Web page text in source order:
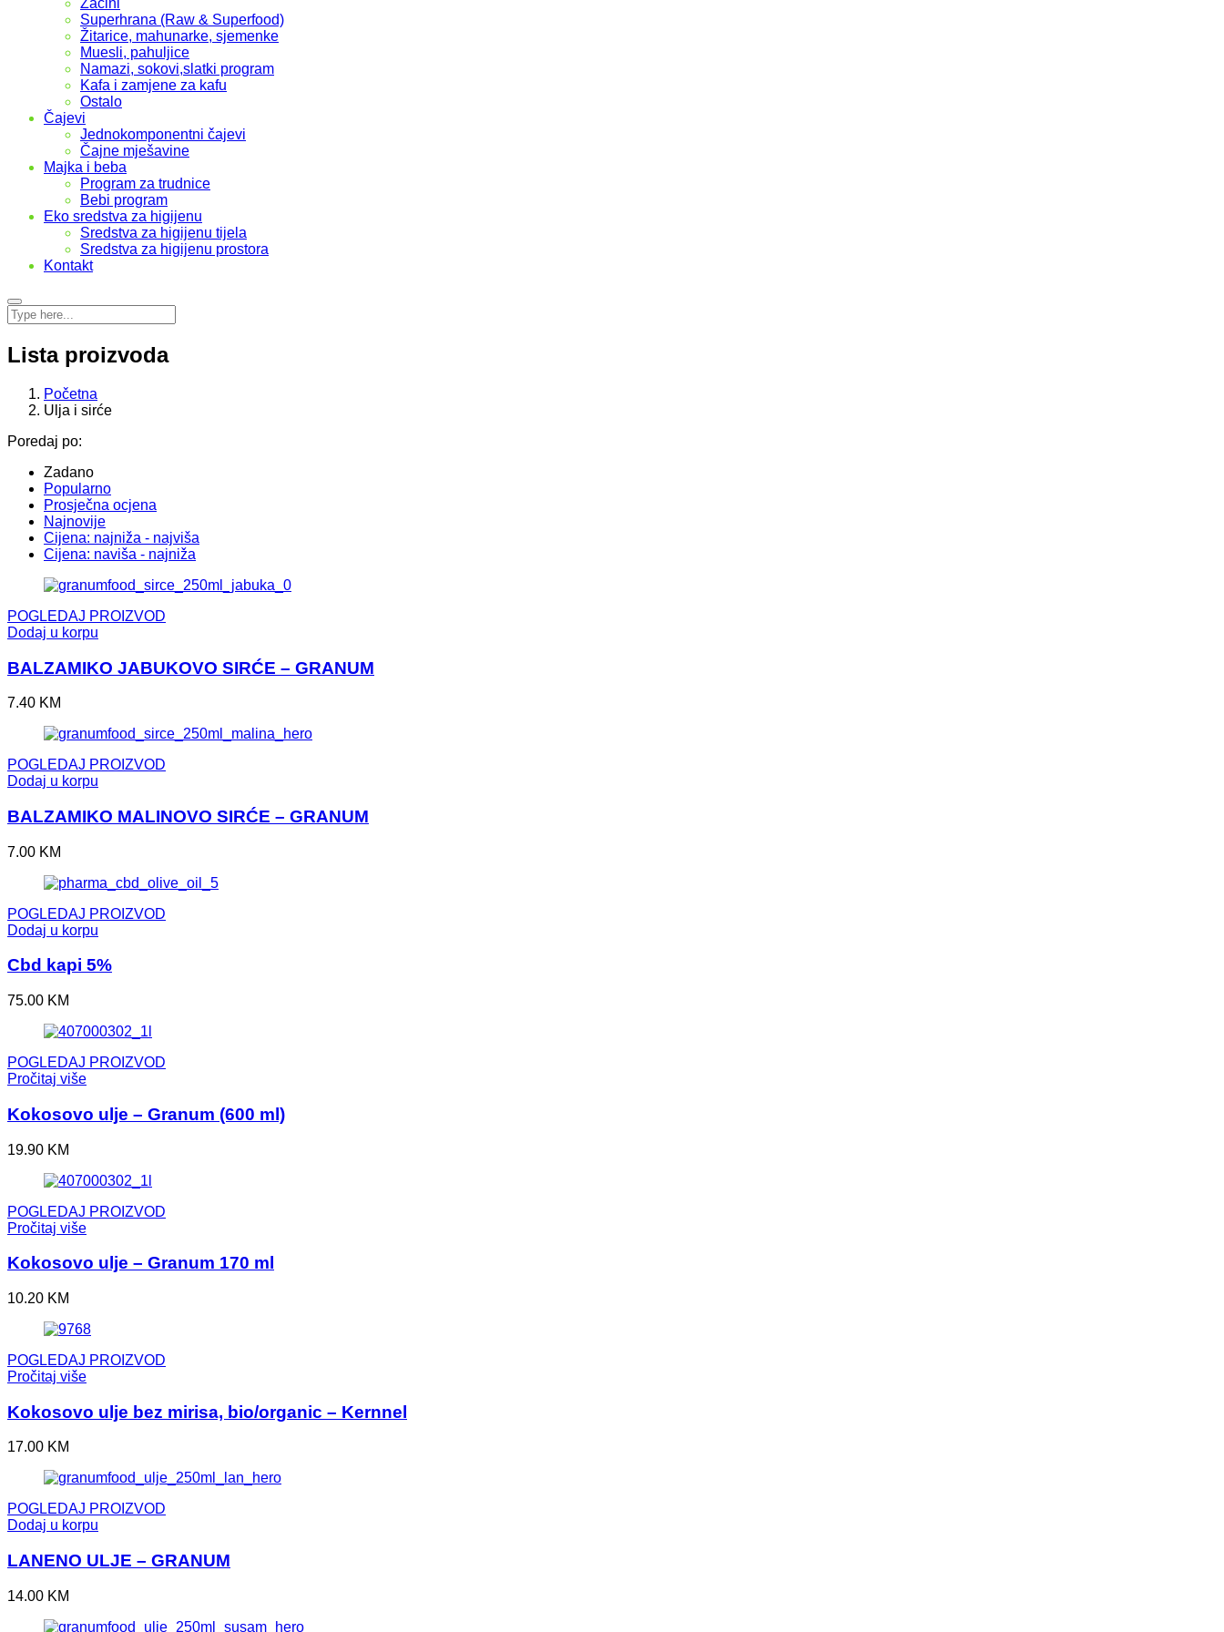
Začini
Superhrana (Raw & Superfood)
Žitarice, mahunarke, sjemenke
Muesli, pahuljice
Namazi, sokovi,slatki program
Kafa i zamjene za kafu
Ostalo
Čajevi
Jednokomponentni čajevi
Čajne mješavine
Majka i beba
Program za trudnice
Bebi program
Eko sredstva za higijenu
Sredstva za higijenu tijela
Sredstva za higijenu prostora
Kontakt
Lista proizvoda
Početna
Ulja i sirće
Poredaj po:
Zadano
Popularno
Prosječna ocjena
Najnovije
Cijena: najniža - najviša
Cijena: naviša - najniža
POGLEDAJ PROIZVOD
Dodaj u korpu
BALZAMIKO JABUKOVO SIRĆE – GRANUM
7.40 KM
POGLEDAJ PROIZVOD
Dodaj u korpu
BALZAMIKO MALINOVO SIRĆE – GRANUM
7.00 KM
POGLEDAJ PROIZVOD
Dodaj u korpu
Cbd kapi 5%
75.00 KM
POGLEDAJ PROIZVOD
Pročitaj više
Kokosovo ulje – Granum (600 ml)
19.90 KM
POGLEDAJ PROIZVOD
Pročitaj više
Kokosovo ulje – Granum 170 ml
10.20 KM
POGLEDAJ PROIZVOD
Pročitaj više
Kokosovo ulje bez mirisa, bio/organic – Kernnel
17.00 KM
POGLEDAJ PROIZVOD
Dodaj u korpu
LANENO ULJE – GRANUM
14.00 KM